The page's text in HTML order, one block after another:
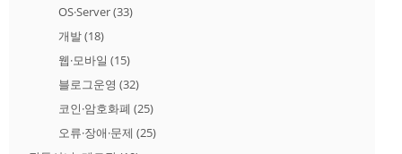
OS·Server(33)
개발(18)
웹·모바일 (15)
블로그운영 (32)
코인·암호화폐 (25)
오류·장애·문제 (25)